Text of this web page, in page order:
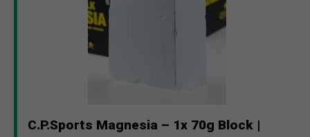
C.P.Sports Magnesia – 1x 70g Block |